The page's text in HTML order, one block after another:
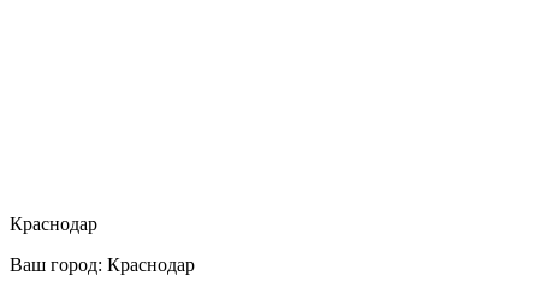
Краснодар
Ваш город: Краснодар